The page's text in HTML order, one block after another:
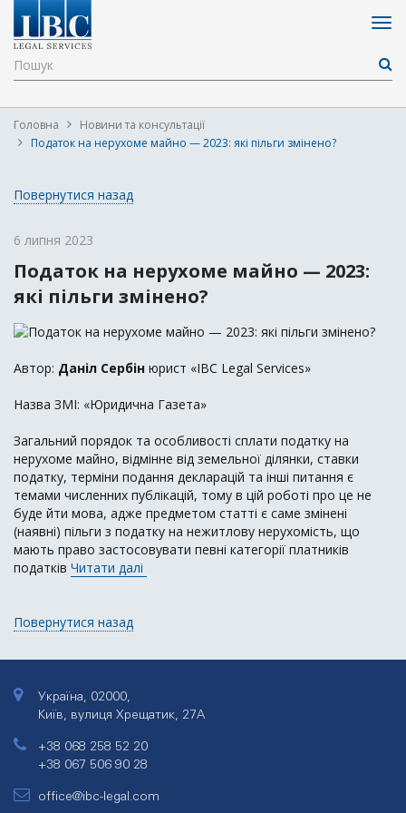
Головна
Новини та консультації
Податок на нерухоме майно — 2023: які пільги змінено?
Повернутися назад
6 липня 2023
Податок на нерухоме майно — 2023:
які пільги змінено?
Автор: Даніл Сербін юрист «IBC Legal Services»
Назва ЗМІ: «Юридична Газета»
Загальний порядок та особливості сплати податку на
нерухоме майно, відмінне від земельної ділянки, ставки
податку, терміни подання декларацій та інші питання є
темами численних публікацій, тому в цій роботі про це не
буде йти мова, адже предметом статті є саме змінені
(наявні) пільги з податку на нежитлову нерухомість, що
мають право застосовувати певні категорії платників
податків Читати далі
Повернутися назад
Україна, 02000,
Київ, вулиця Хрещатик, 27А
+38 068 258 52 20
+38 067 506 90 28
office@ibc-legal.com